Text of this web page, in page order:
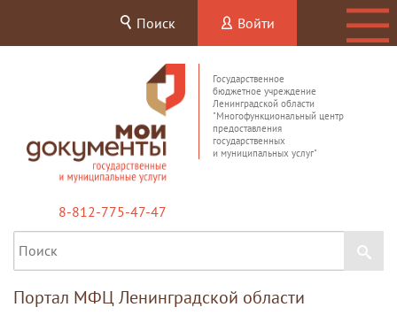
Поиск Войти
Государственное
бюджетное учреждение
Ленинградской области
"Многофункциональный центр
предоставления
государственных
и муниципальных услуг"
8-812-775-47-47
Портал МФЦ Ленинградской области